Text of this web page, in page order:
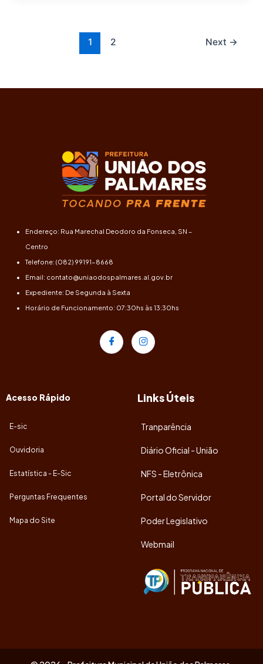
1 2 Next →
Endereço: Rua Marechal Deodoro da Fonseca, SN –
Centro
Telefone: (082) 99191-8668
Email: contato@uniaodospalmares.al.gov.br
Expediente: De Segunda à Sexta
Horário de Funcionamento: 07:30hs às 13:30hs
Acesso Rápido
E-sic
Ouvidoria
Estatística - E-Sic
Perguntas Frequentes
Mapa do Site
Links Úteis
Tranparência
Diário Oficial - União
NFS - Eletrônica
Portal do Servidor
Poder Legislativo
Webmail